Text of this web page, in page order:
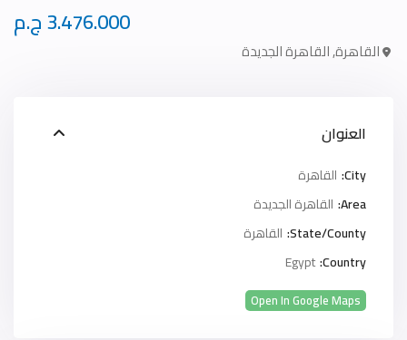
القاهرة,القاهرة الجديدة
العنوان
City: القاهرة
Area: القاهرة الجديدة
State/County: القاهرة
Country:
Egypt
Open In Google Maps